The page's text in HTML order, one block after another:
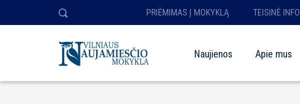
PRIĖMIMAS Į MOKYKLĄ TEISINĖ
Naujienos Apie mus